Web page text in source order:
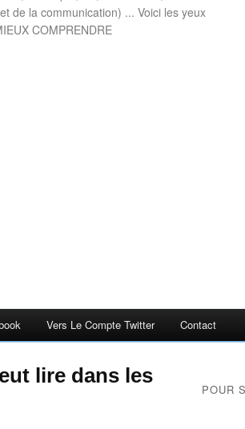
de la communication) ... Voici les yeux
COMPRENDRE
Vers Le Compte Twitter Contact
lire dans les
POUR